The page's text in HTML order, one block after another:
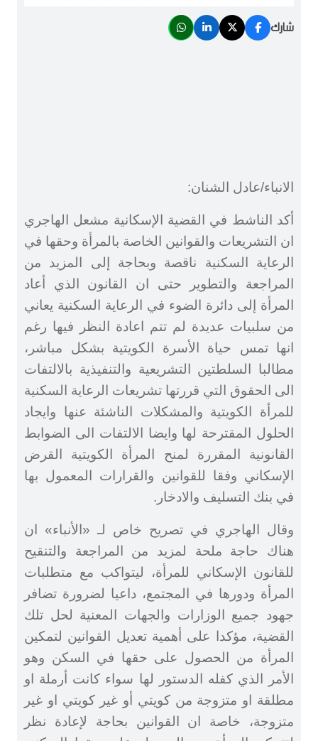
شارك
الانباء/عادل الشنان:
أكد الناشط في القضية الإسكانية مشعل الهاجري
ان التشريعات والقوانين الخاصة بالمرأة وحقها في
الرعاية السكنية ناقصة وبحاجة إلى المزيد من
المراجعة والتطوير حتى ان القانون الذي أعاد
المرأة إلى دائرة الضوء في الرعاية السكنية يعاني
من سلبيات عديدة لم تتم اعادة النظر فيها رغم
انها تمس حياة الأسرة الكويتية بشكل مباشر،
مطالبا السلطتين التشريعية والتنفيذية بالالتفات
الى الحقوق التي قررتها تشريعات الرعاية السكنية
للمرأة الكويتية والمشكلات الناشئة عنها وايجاد
الحلول المقترحة لها وايضا الالتفات الى الضوابط
القانونية المقررة لمنح المرأة الكويتية القرض
الإسكاني وفقا للقوانين والقرارات المعمول بها
في بنك التسليف والادخار.
وقال الهاجري في تصريح خاص لـ «الأنباء» ان
هناك حاجة ملحة لمزيد من المراجعة والتنقيح
للقانون الإسكاني للمرأة، ليتواكب مع متطلبات
المرأة ودورها في المجتمع، داعيا لضرورة تضافر
جهود جميع الوزارات والجهات المعنية لحل تلك
القضية، مؤكدا على أهمية تعديل القوانين لتمكين
المرأة من الحصول على حقها في السكن وهو
الأمر الذي كفله الدستور لها سواء كانت أرملة او
مطلقة او متزوجة من كويتي أو غير كويتي او غير
متزوجة، خاصة ان القوانين بحاجة لإعادة نظر